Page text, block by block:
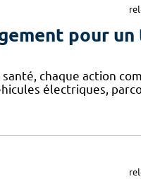
pour
chaque action
électriques,